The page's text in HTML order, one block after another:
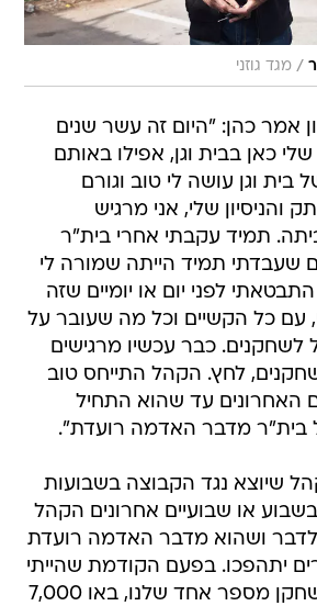
/ מגד גוזני
אמר כהן: "היום זה עשר שנים
כאן בבית וגן, אפילו באותם
בית וגן עושה לי טוב וגורם
והניסיון שלי, אני מרגיש
תמיד עקבתי אחרי בית"ר
שעבדתי תמיד הייתה שמורה לי
לפני יום או יומיים שזה
עם כל הקשיים וכל מה שעובר על
לשחקנים. כבר עכשיו מרגישים
לחץ. הקהל התייחס טוב
האחרונים עד שהוא התחיל
בית"ר מדבר האדמה רועדת".
שיוצא נגד הקבוצה בשבועות
או שבועיים אחרונים הקהל
ושהוא מדבר האדמה רועדת
יתהפכו. בפעם הקודמת שהייתי
כאן, הקהל היה השחקן מספר אחד שלנו, באו 7,000